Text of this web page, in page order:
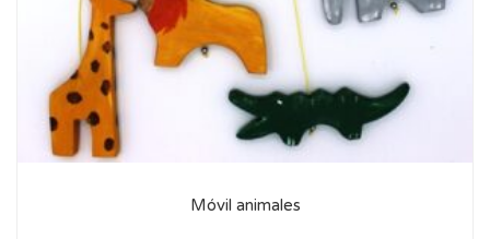
Móvil animales